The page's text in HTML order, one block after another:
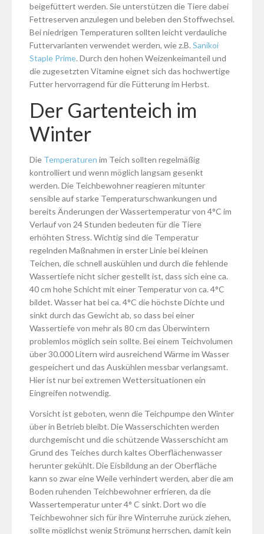
beigefüttert werden. Sie unterstützen die Tiere dabei
Fettreserven anzulegen und beleben den Stoffwechsel.
Bei niedrigen Temperaturen sollten leicht verdauliche
Futtervarianten verwendet werden, wie z.B. Sanikoi
Staple Prime. Durch den hohen Weizenkeimanteil und
die zugesetzten Vitamine eignet sich das hochwertige
Futter hervorragend für die Fütterung im Herbst.
Der Gartenteich im
Winter
Die Temperaturen im Teich sollten regelmäßig
kontrolliert und wenn möglich langsam gesenkt
werden. Die Teichbewohner reagieren mitunter
sensible auf starke Temperaturschwankungen und
bereits Änderungen der Wassertemperatur von 4°C im
Verlauf von 24 Stunden bedeuten für die Tiere
erhöhten Stress. Wichtig sind die Temperatur
regelnden Maßnahmen in erster Linie bei kleinen
Teichen, die schnell auskühlen und durch die fehlende
Wassertiefe nicht sicher gestellt ist, dass sich eine ca.
40 cm hohe Schicht mit einer Temperatur von ca. 4°C
bildet. Wasser hat bei ca. 4°C die höchste Dichte und
sinkt durch das Gewicht ab, so dass bei einer
Wassertiefe von mehr als 80 cm das Überwintern
problemlos möglich sein sollte. Bei einem Teichvolumen
über 30.000 Litern wird ausreichend Wärme im Wasser
gespeichert und das Auskühlen messbar verlangsamt.
Hier ist nur bei extremen Wettersituationen ein
Eingreifen notwendig.
Vorsicht ist geboten, wenn die Teichpumpe den Winter
über in Betrieb bleibt. Die Wasserschichten werden
durchgemischt und die schützende Wasserschicht am
Grund des Teiches durch kaltes Oberflächenwasser
herunter gekühlt. Die Eisbildung an der Oberfläche
kann so zwar eine Weile verhindert werden, aber die am
Boden ruhenden Teichbewohner erfrieren, da die
Wassertemperatur unter 4° C sinkt. Dort wo die
Teichbewohner sich für ihre Winterruhe zurück ziehen,
sollte möglichst wenig Strömung herrschen, damit kein